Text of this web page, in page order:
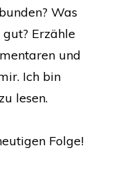
Was
Erzähle
und
Ich bin
lesen.
Folge!